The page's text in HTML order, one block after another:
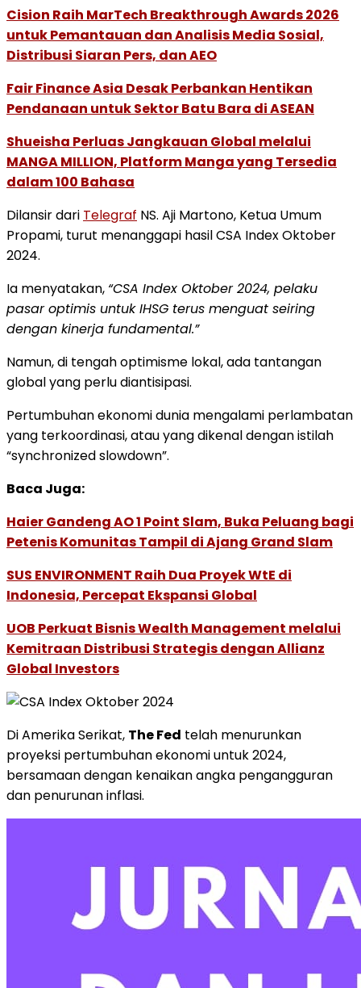
Cision Raih MarTech Breakthrough Awards 2026
untuk Pemantauan dan Analisis Media Sosial,
Distribusi Siaran Pers, dan AEO
Fair Finance Asia Desak Perbankan Hentikan
Pendanaan untuk Sektor Batu Bara di ASEAN
Shueisha Perluas Jangkauan Global melalui
MANGA MILLION, Platform Manga yang Tersedia
dalam 100 Bahasa
Dilansir dari Telegraf NS. Aji Martono, Ketua Umum
Propami, turut menanggapi hasil CSA Index Oktober
2024.
Ia menyatakan, “CSA Index Oktober 2024, pelaku
pasar optimis untuk IHSG terus menguat seiring
dengan kinerja fundamental.”
Namun, di tengah optimisme lokal, ada tantangan
global yang perlu diantisipasi.
Pertumbuhan ekonomi dunia mengalami perlambatan
yang terkoordinasi, atau yang dikenal dengan istilah
“synchronized slowdown”.
Baca Juga:
Haier Gandeng AO 1 Point Slam, Buka Peluang bagi
Petenis Komunitas Tampil di Ajang Grand Slam
SUS ENVIRONMENT Raih Dua Proyek WtE di
Indonesia, Percepat Ekspansi Global
UOB Perkuat Bisnis Wealth Management melalui
Kemitraan Distribusi Strategis dengan Allianz
Global Investors
Di Amerika Serikat, The Fed telah menurunkan
proyeksi pertumbuhan ekonomi untuk 2024,
bersamaan dengan kenaikan angka pengangguran
dan penurunan inflasi.